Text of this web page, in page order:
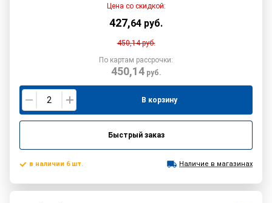
Цена со скидкой:
427,64 руб.
450,14руб.
По картам рассрочки:
450,14руб.
В корзину
Быстрый заказ
в наличии 6 шт. Наличие в магазинах